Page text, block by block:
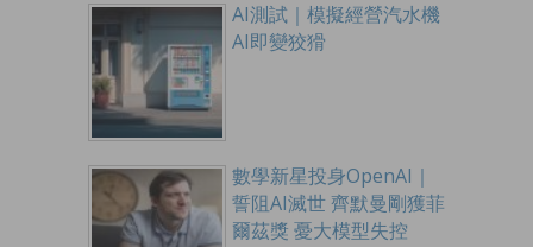
AI測試｜模擬經營汽水機
AI即變狡猾
數學新星投身OpenAI｜
誓阻AI滅世 齊默曼剛獲菲
爾茲獎 憂大模型失控